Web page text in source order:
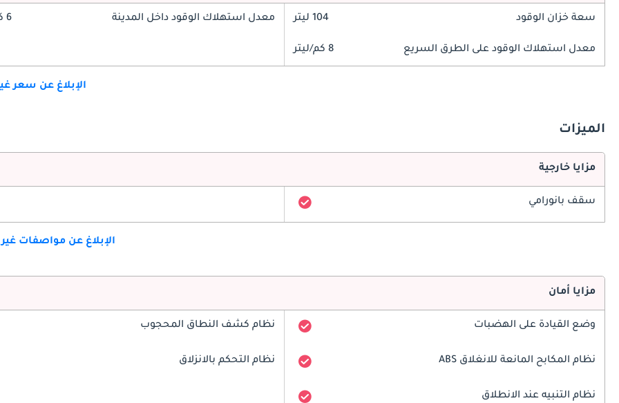
سعة خزان الوقود 104 ليتر معدل استهلاك الوقود داخل المدينة 6 كم/ليتر
معدل استهلاك الوقود على الطرق السريع 8 كم/ليتر
الإبلاغ عن سعر
الميزات
مزايا خارجية
سقف بانورامي
الإبلاغ عن مواصفات
مزايا أمان
وضع القيادة على الهضبات نظام كشف النطاق المحجوب
نظام المكابح المانعة للانغلاق ABS نظام التحكم بالانزلاق
نظام التنبيه عند الانطلاق